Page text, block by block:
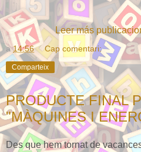
Leer más
a14:56 Cap comentari:
Comparteix
PRODUCTE FINAL
"MÀQUINES I
Des que hem tornat de